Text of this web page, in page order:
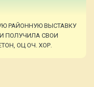
РАЙОННУЮ ВЫСТАВКУ
ПОЛУЧИЛА СВОИ
ОЦ ОЧ. ХОР.